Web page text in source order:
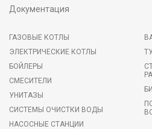
Документация
ГАЗОВЫЕ КОТЛЫ
ЭЛЕКТРИЧЕСКИЕ КОТЛЫ
БОЙЛЕРЫ
СМЕСИТЕЛИ
УНИТАЗЫ
СИСТЕМЫ ОЧИСТКИ ВОДЫ
НАСОСНЫЕ СТАНЦИИ